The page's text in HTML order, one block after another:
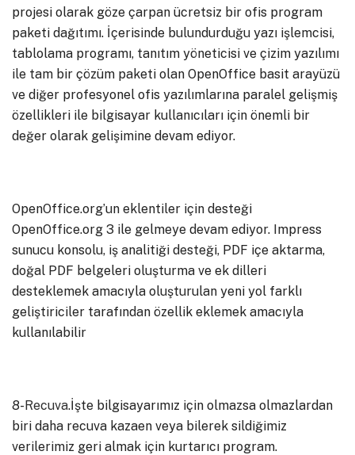
projesi olarak göze çarpan ücretsiz bir ofis program
paketi dağıtımı. İçerisinde bulundurduğu yazı işlemcisi,
tablolama programı, tanıtım yöneticisi ve çizim yazılımı
ile tam bir çözüm paketi olan OpenOffice basit arayüzü
ve diğer profesyonel ofis yazılımlarına paralel gelişmiş
özellikleri ile bilgisayar kullanıcıları için önemli bir
değer olarak gelişimine devam ediyor.
OpenOffice.org’un eklentiler için desteği
OpenOffice.org 3 ile gelmeye devam ediyor. Impress
sunucu konsolu, iş analitiği desteği, PDF içe aktarma,
doğal PDF belgeleri oluşturma ve ek dilleri
desteklemek amacıyla oluşturulan yeni yol farklı
geliştiriciler tarafından özellik eklemek amacıyla
kullanılabilir
8-Recuva.İşte bilgisayarımız için olmazsa olmazlardan
biri daha recuva kazaen veya bilerek sildiğimiz
verilerimiz geri almak için kurtarıcı program.